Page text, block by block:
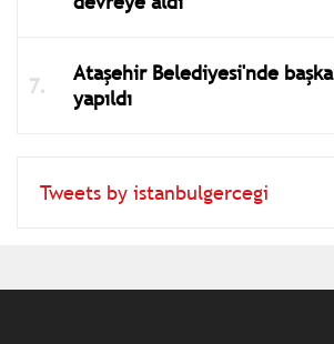
Ataşehir Belediyesi'nde
yapıldı
Tweets by istanbulgercegi